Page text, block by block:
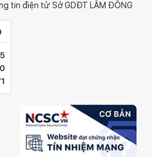
tin điện tử Sở GDĐT LÂM ĐỒNG